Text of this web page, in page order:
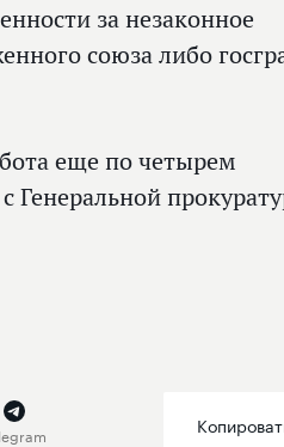
за незаконное
союза либо
еще по четырем
Генеральной